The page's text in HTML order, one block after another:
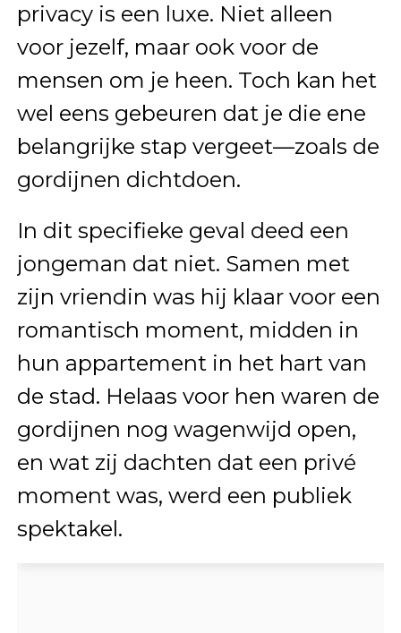
privacy is een luxe. Niet alleen
voor jezelf, maar ook voor de
mensen om je heen. Toch kan het
wel eens gebeuren dat je die ene
belangrijke stap vergeet—zoals de
gordijnen dichtdoen.
In dit specifieke geval deed een
jongeman dat niet. Samen met
zijn vriendin was hij klaar voor een
romantisch moment, midden in
hun appartement in het hart van
de stad. Helaas voor hen waren de
gordijnen nog wagenwijd open,
en wat zij dachten dat een privé
moment was, werd een publiek
spektakel.